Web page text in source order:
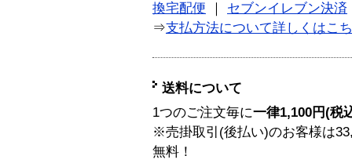
換宅配便
セブンイレブン決済
⇒支払方法について詳しくはこ
送料について
1つのご注文毎に一律1,100円(税
※売掛取引(後払い)のお客様は
無料！